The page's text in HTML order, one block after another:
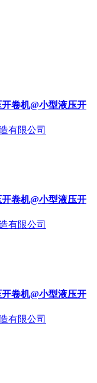
卷机@小型液压开
有限公司
卷机@小型液压开
有限公司
卷机@小型液压开
有限公司